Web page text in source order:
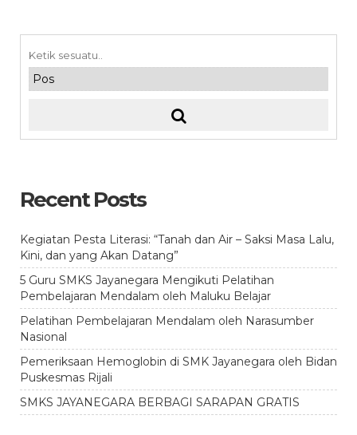
Recent Posts
Kegiatan Pesta Literasi: “Tanah dan Air – Saksi Masa Lalu,
Kini, dan yang Akan Datang”
5 Guru SMKS Jayanegara Mengikuti Pelatihan
Pembelajaran Mendalam oleh Maluku Belajar
Pelatihan Pembelajaran Mendalam oleh Narasumber
Nasional
Pemeriksaan Hemoglobin di SMK Jayanegara oleh Bidan
Puskesmas Rijali
SMKS JAYANEGARA BERBAGI SARAPAN GRATIS